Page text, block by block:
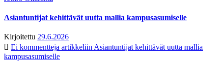
Asiantuntijat kehittävät uutta mallia kampusasumiselle
Kirjoitettu 29.6.2026
Ei kommentteja artikkeliin Asiantuntijat kehittävät uutta mallia
kampusasumiselle